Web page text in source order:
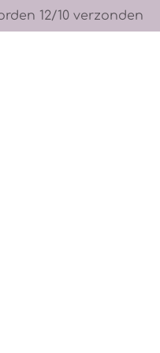
12/10 verzonden